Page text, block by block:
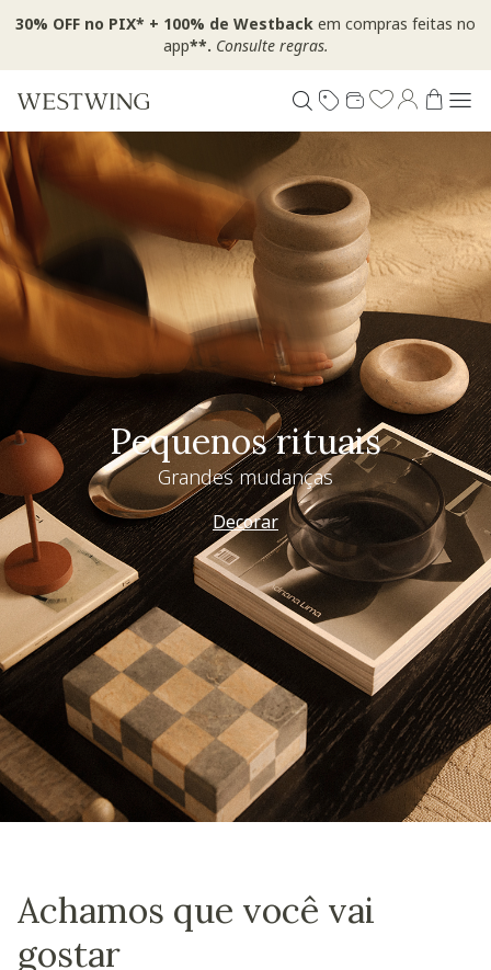
30% OFF no PIX* + 100% de Westback em compras feitas no
app**. Consulte regras.
Pequenos rituais
Grandes mudanças
Decorar
Achamos que você vai
gostar